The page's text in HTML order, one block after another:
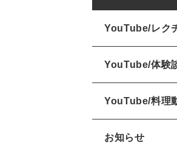
YouTube/レク
YouTube/体験
YouTube/料理
お知らせ